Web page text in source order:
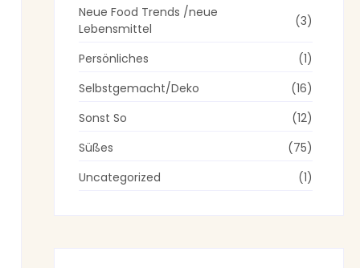
Neue Food Trends /neue
Lebensmittel
(3)
Persönliches
(1)
Selbstgemacht/Deko
(16)
Sonst So
(12)
Süßes
(75)
Uncategorized
(1)